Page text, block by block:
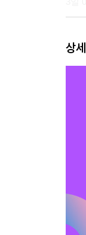
4일
4일
Ⅱ부
미
6일
6일
상